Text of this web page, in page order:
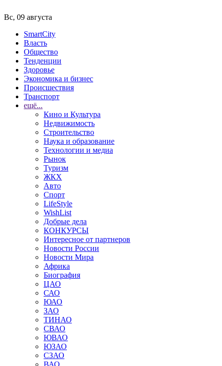
Вс, 09 августа
SmartCity
Власть
Общество
Тенденции
Здоровье
Экономика и бизнес
Происшествия
Транспорт
ещё...
Кино и Культура
Недвижимость
Строительство
Наука и образование
Технологии и медиа
Рынок
Туризм
ЖКХ
Авто
Спорт
LifeStyle
WishList
Добрые дела
КОНКУРСЫ
Интересное от партнеров
Новости России
Новости Мира
Африка
Биография
ЦАО
САО
ЮАО
ЗАО
ТИНАО
СВАО
ЮВАО
ЮЗАО
СЗАО
ВАО